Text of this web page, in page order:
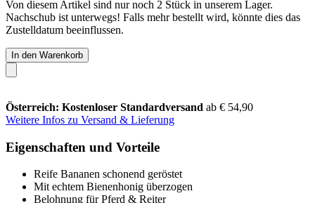
Von diesem Artikel sind nur noch 2 Stück in unserem Lager.
Nachschub ist unterwegs! Falls mehr bestellt wird, könnte dies das
Zustelldatum beeinflussen.
In den Warenkorb
Österreich: Kostenloser Standardversand ab € 54,90
Weitere Infos zu Versand & Lieferung
Eigenschaften und Vorteile
Reife Bananen schonend geröstet
Mit echtem Bienenhonig überzogen
Belohnung für Pferd & Reiter